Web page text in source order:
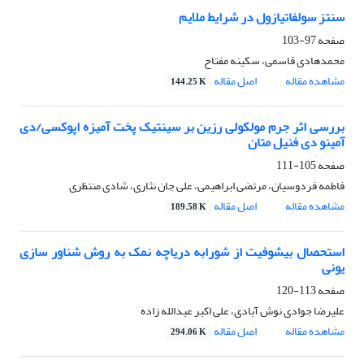
سنتز سولفاتیازول در شرایط ملایم
صفحه97-103
محمدهادی قاسمی، سکینه مفتاح
مشاهده مقاله
اصل مقاله 144.25 K
بررسی اثر جرم مولکولی رزین بر سینتیک پخت آمیزه اپوکسی/دی
آمینو دی فنیل متان
صفحه105-111
فاطمه فردوسیان، مرتضی ابراهیمی، علی جان نثاری، شادی منتظری
مشاهده مقاله
اصل مقاله 189.58 K
استحصال بیشوفیت از شورابه دریاچه نمک به روش شناور سازی
یونی
صفحه113-120
علیرضا جوادی نوش آبادی، علی اکبر عبدالله زاده
مشاهده مقاله
اصل مقاله 294.06 K